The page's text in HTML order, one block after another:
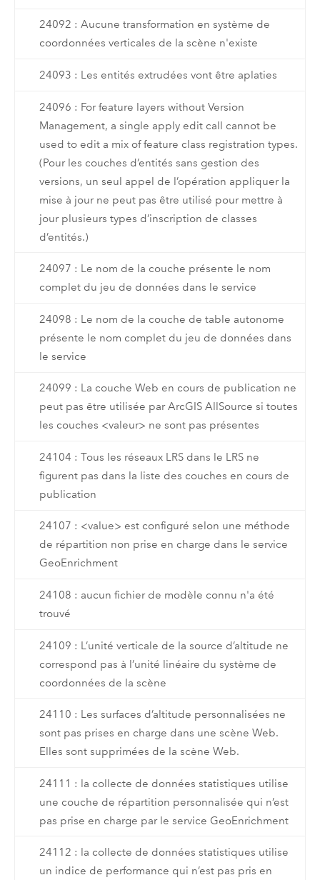
24092 : Aucune transformation en système de
coordonnées verticales de la scène n'existe
24093 : Les entités extrudées vont être aplaties
24096 : For feature layers without Version
Management, a single apply edit call cannot be
used to edit a mix of feature class registration types.
(Pour les couches d’entités sans gestion des
versions, un seul appel de l’opération appliquer la
mise à jour ne peut pas être utilisé pour mettre à
jour plusieurs types d’inscription de classes
d’entités.)
24097 : Le nom de la couche présente le nom
complet du jeu de données dans le service
24098 : Le nom de la couche de table autonome
présente le nom complet du jeu de données dans
le service
24099 : La couche Web en cours de publication ne
peut pas être utilisée par ArcGIS AllSource si toutes
les couches <valeur> ne sont pas présentes
24104 : Tous les réseaux LRS dans le LRS ne
figurent pas dans la liste des couches en cours de
publication
24107 : <value> est configuré selon une méthode
de répartition non prise en charge dans le service
GeoEnrichment
24108 : aucun fichier de modèle connu n'a été
trouvé
24109 : L’unité verticale de la source d’altitude ne
correspond pas à l’unité linéaire du système de
coordonnées de la scène
24110 : Les surfaces d’altitude personnalisées ne
sont pas prises en charge dans une scène Web.
Elles sont supprimées de la scène Web.
24111 : la collecte de données statistiques utilise
une couche de répartition personnalisée qui n’est
pas prise en charge par le service GeoEnrichment
24112 : la collecte de données statistiques utilise
un indice de performance qui n’est pas pris en